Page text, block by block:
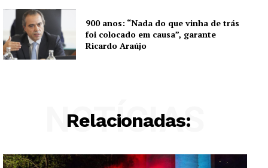
900 anos: “Nada do que vinha de trás
foi colocado em causa”, garante
Ricardo Araújo
Relacionadas:
NOTÍCIAS